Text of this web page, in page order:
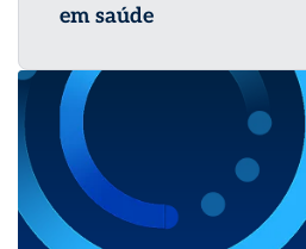
em saúde